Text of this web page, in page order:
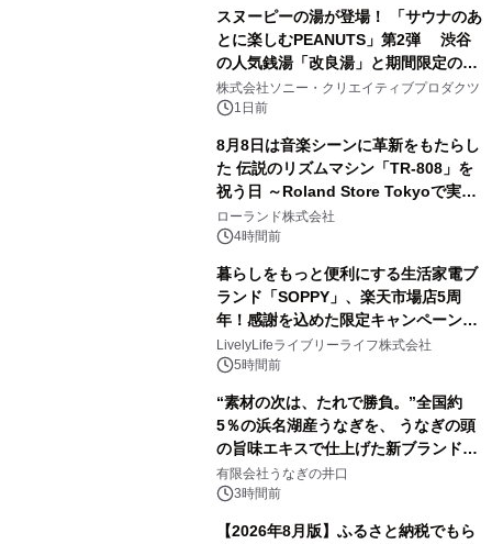
スヌーピーの湯が登場！ 「サウナのあ
とに楽しむPEANUTS」第2弾 渋谷
の人気銭湯「改良湯」と期間限定のコ
ラボレーション サウナイキタイコラ
ボグッズも発売決定！
株式会社ソニー・クリエイティブプロダクツ
1日前
8月8日は音楽シーンに革新をもたらし
た 伝説のリズムマシン「TR-808」を
祝う日 ～Roland Store Tokyoで実機
を展示しての 記念キャンペーンを開
催 英国ラジオ「NTS」の 特別プログ
アーティストを フィーチャーしたアニ
メーションを公開～
ローランド株式会社
4時間前
暮らしをもっと便利にする生活家電ブ
ランド「SOPPY」、楽天市場店5周
年！感謝を込めた限定キャンペーンを
8月10日より開催
LivelyLifeライブリーライフ株式会社
5時間前
“素材の次は、たれで勝負。”全国約
5％の浜名湖産うなぎを、 うなぎの頭
の旨味エキスで仕上げた新ブランド
「井口の誉」誕生
有限会社うなぎの井口
3時間前
【2026年8月版】ふるさと納税でもら